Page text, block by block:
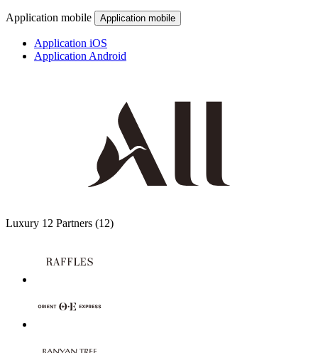
Application mobile Application mobile
Application iOS
Application Android
Luxury 12 Partners (12)